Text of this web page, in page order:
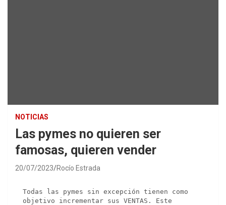
NOTICIAS
Las pymes no quieren ser
famosas, quieren vender
20/07/2023 Rocío Estrada
Todas las pymes sin excepción tienen como
objetivo incrementar sus VENTAS. Este